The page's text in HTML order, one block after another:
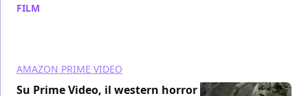
FILM
AMAZON PRIME VIDEO
Su Prime Video, il western horror